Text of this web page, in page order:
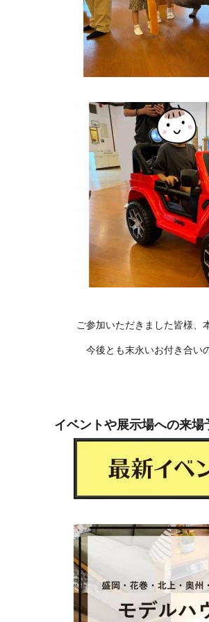
ご参加いただきました皆様、
今後とも末永いお付き合い
イベントや展示場への来